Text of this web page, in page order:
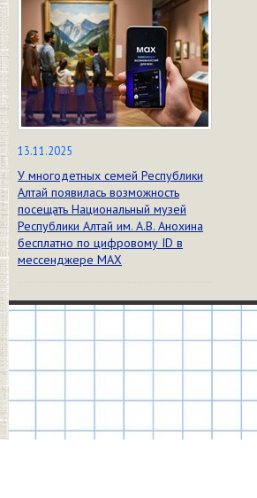
13.11.2025
У многодетных семей Республики
Алтай появилась возможность
посещать Национальный музей
Республики Алтай им. А.В. Анохина
бесплатно по цифровому ID в
мессенджере МАХ